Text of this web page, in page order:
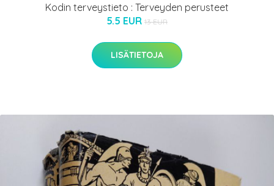
Kodin terveystieto : Terveyden perusteet
5.5 EUR 13 EUR
LISÄTIETOJA